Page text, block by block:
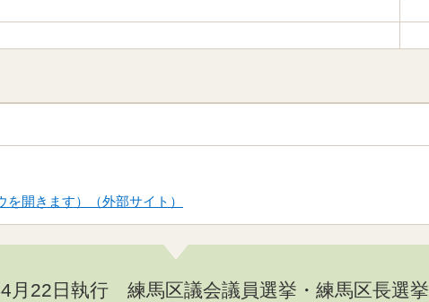
開きます）（外部サイト）
月22日執行 練馬区議会議員選挙・練馬区長選挙